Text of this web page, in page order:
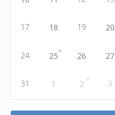
17 18 19 20
24 25
+
26 27
31 1 2
+ 3